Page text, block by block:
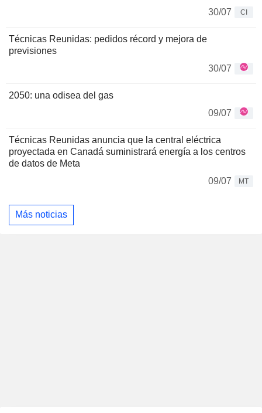
30/07
CI
Técnicas Reunidas: pedidos récord y mejora de
previsiones
30/07
2050: una odisea del gas
09/07
Técnicas Reunidas anuncia que la central eléctrica
proyectada en Canadá suministrará energía a los centros
de datos de Meta
09/07
MT
Más noticias